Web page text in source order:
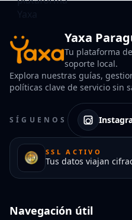
Yaxa
Tu plataforma
soporte local.
Explora nuestras guías,
políticas clave de servicio sin
SÍGUENOS
SSL ACTIVO
Tus datos viajan
Navegación útil